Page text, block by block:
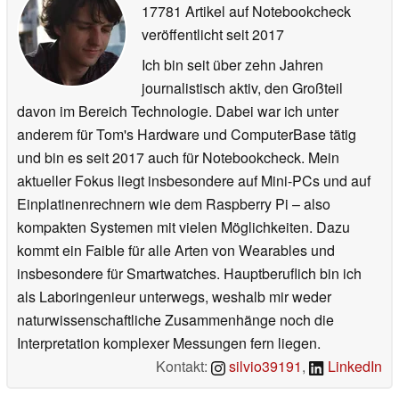
17781 Artikel auf Notebookcheck
veröffentlichtseit 2017
Ich bin seit über zehn Jahren
journalistisch aktiv, den Großteil
davon im Bereich Technologie. Dabei war ich unter
anderem für Tom's Hardware und ComputerBase tätig
und bin es seit 2017 auch für Notebookcheck. Mein
aktueller Fokus liegt insbesondere auf Mini-PCs und auf
Einplatinenrechnern wie dem Raspberry Pi – also
kompakten Systemen mit vielen Möglichkeiten. Dazu
kommt ein Faible für alle Arten von Wearables und
insbesondere für Smartwatches. Hauptberuflich bin ich
als Laboringenieur unterwegs, weshalb mir weder
naturwissenschaftliche Zusammenhänge noch die
Interpretation komplexer Messungen fern liegen.
Kontakt:
silvio39191, LinkedIn